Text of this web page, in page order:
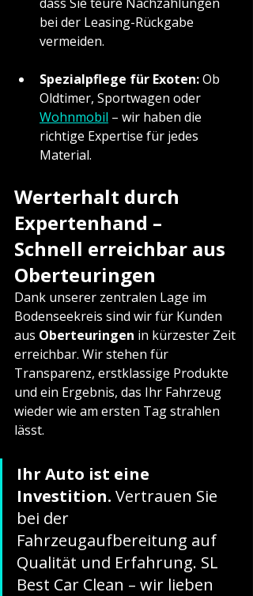
bei der Leasing-Rückgabe
vermeiden.
Spezialpflege für Exoten: Ob
Oldtimer, Sportwagen oder
Wohnmobil – wir haben die
richtige Expertise für jedes
Material.
Werterhalt durch
Expertenhand –
Schnell erreichbar aus
Oberteuringen
Dank unserer zentralen Lage im
Bodenseekreis sind wir für Kunden
aus Oberteuringen in kürzester Zeit
erreichbar. Wir stehen für
Transparenz, erstklassige Produkte
und ein Ergebnis, das Ihr Fahrzeug
wieder wie am ersten Tag strahlen
lässt.
Ihr Auto ist eine
Investition. Vertrauen Sie
bei der
Fahrzeugaufbereitung auf
Qualität und Erfahrung. SL
Best Car Clean – wir lieben